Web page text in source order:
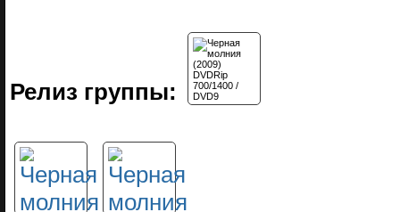
Релиз группы: